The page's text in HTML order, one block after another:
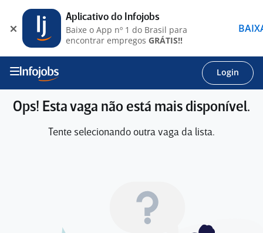
Login
Ops! Esta vaga não está mais disponível.
Tente selecionando outra vaga da lista.
Aplicativo do Infojobs
Baixe o App nº 1 do Brasil para
encontrar empregos GRÁTIS!!